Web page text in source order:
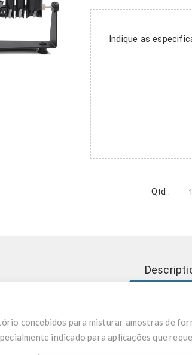
Indique as
Qtd.:
concebidos para misturar amostras de
indicado para aplicações que